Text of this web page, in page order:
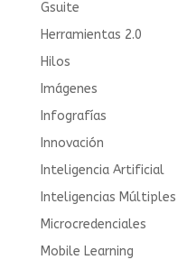
Gsuite
Herramientas 2.0
Hilos
Imágenes
Infografías
Innovación
Inteligencia Artificial
Inteligencias Múltiples
Microcredenciales
Mobile Learning